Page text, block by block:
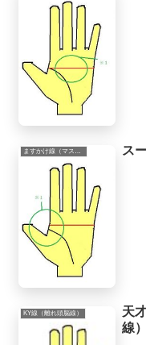
ますかけ線（マスカケ線） ス
KY線（離れ頭脳線）
天
線）